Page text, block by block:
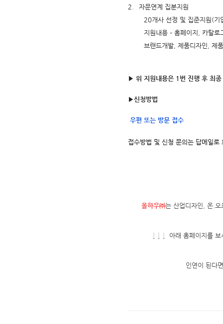
2.
자문연계 집분지원
20개사 선정 및 집준지원 (기
지원내용 – 홈페이지
카탈로
브랜드개발, 제품디자인 제품
▶ 위 지원내용은1 번 진행 후 최
▶신청방법
우편 또는 방문 접수
접수방법 및 신청 문의는 답메일로
올하우㈜는 산업디자인 온. 오
아래 홈페이지를
인연이 된다